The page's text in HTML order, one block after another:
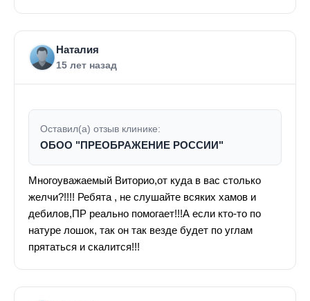
Наталия
15 лет назад
Оставил(а) отзыв клинике:
ОБОО "ПРЕОБРАЖЕНИЕ РОССИИ"
Многоуважаемый Виторио,от куда в вас столько
желчи?!!!! Ребята , не слушайте всяких хамов и
дебилов,ПР реально помогает!!!А если кто-то по
натуре лошок, так он так везде будет по углам
прятаться и скалится!!!